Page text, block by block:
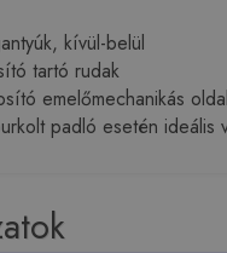
kívül-belül
tartó rudak
emelőmechanikás
padló esetén